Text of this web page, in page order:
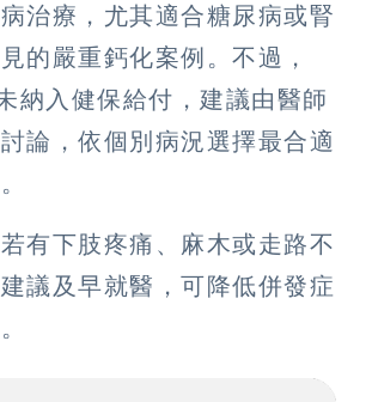
治療，尤其適合糖尿病或腎
的嚴重鈣化案例。不過，
納入健保給付，建議由醫師
論，依個別病況選擇最合適
有下肢疼痛、麻木或走路不
議及早就醫，可降低併發症